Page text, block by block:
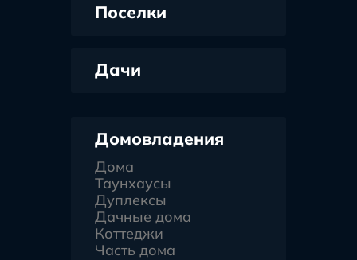
Поселки
Дачи
Домовладения
Дома
Таунхаусы
Дуплексы
Дачные дома
Коттеджи
Часть дома